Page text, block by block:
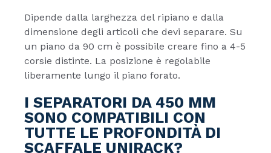
Dipende dalla larghezza del ripiano e dalla
dimensione degli articoli che devi separare. Su
un piano da 90 cm è possibile creare fino a 4-5
corsie distinte. La posizione è regolabile
liberamente lungo il piano forato.
I SEPARATORI DA 450 MM
SONO COMPATIBILI CON
TUTTE LE PROFONDITÀ DI
SCAFFALE UNIRACK?